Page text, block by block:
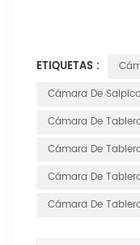
ETIQUETAS :
Cámara De
Cámara De
Cámara De
Cámara De
Cámara De